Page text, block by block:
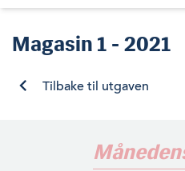
Magasin 1 - 2021
Tilbake til utgaven